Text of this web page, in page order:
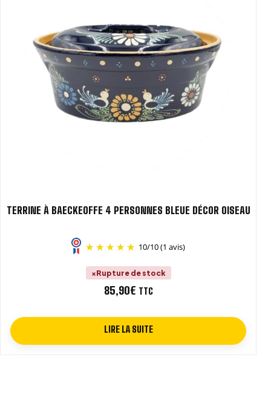
TERRINE À BAECKEOFFE 4 PERSONNES BLEUE DÉCOR OISEAU
10/10(1 avis)
Rupture de stock
85,90€ TTC
LIRE LA SUITE